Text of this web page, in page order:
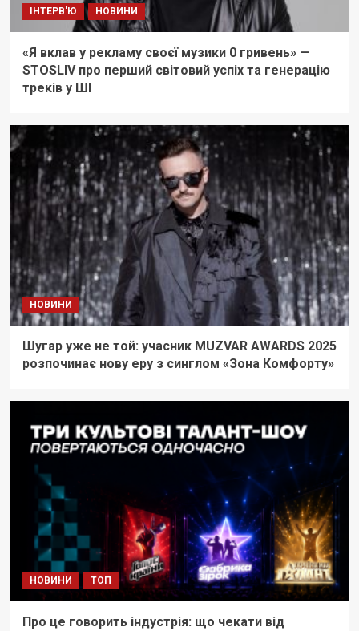
ІНТЕРВ'Ю НОВИНИ
«Я вклав у рекламу своєї музики 0 гривень» —
STOSLIV про перший світовий успіх та генерацію
треків у ШІ
НОВИНИ
Шугар уже не той: учасник MUZVAR AWARDS 2025
розпочинає нову еру з синглом «Зона Комфорту»
НОВИНИ ТОП
Про це говорить індустрія: що чекати від